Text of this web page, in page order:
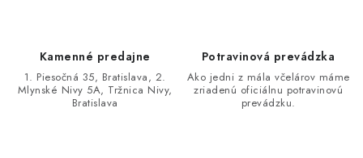
Kamenné predajne
1. Piesočná 35, Bratislava, 2.
Mlynské Nivy 5A, Tržnica Nivy,
Bratislava
Potravinová prevádzka
Ako jedni z mála včelárov máme
zriadenú oficiálnu potravinovú
prevádzku.